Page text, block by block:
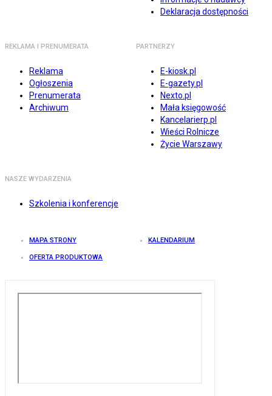
Deklaracja dostępności
REKLAMA I PRENUMERATA
Reklama
Ogłoszenia
Prenumerata
Archiwum
PARTNERZY
E-kiosk.pl
E-gazety.pl
Nexto.pl
Mała księgowość
Kancelarierp.pl
Wieści Rolnicze
Życie Warszawy
NASZE WYDARZENIA
Szkolenia i konferencje
MAPA STRONY KALENDARIUM
OFERTA PRODUKTOWA